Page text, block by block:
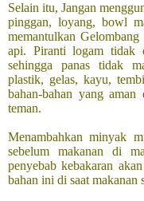
Selain itu, Jangan
pinggan, loyang, bowl
memantulkan
api. Piranti logam tidak
sehingga panas tidak
plastik, gelas, kayu,
bahan-bahan yang
teman.
Menambahkan minyak
sebelum makanan di
penyebab kebakaran
bahan ini di saat makanan